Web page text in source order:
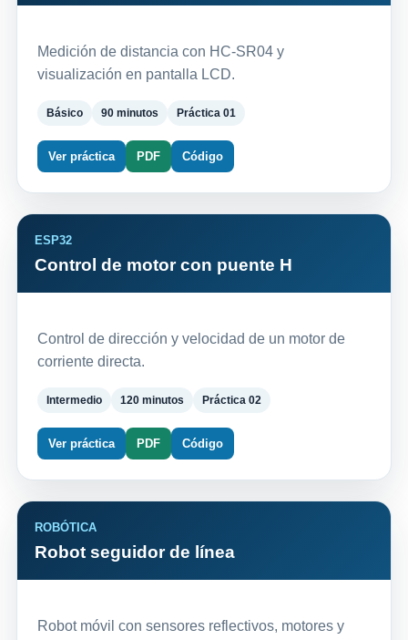
Medición de distancia con HC-SR04 y
visualización en pantalla LCD.
Básico 90 minutos Práctica 01
Ver práctica PDF Código
ESP32
Control de motor con puente H
Control de dirección y velocidad de un motor de
corriente directa.
Intermedio 120 minutos Práctica 02
Ver práctica PDF Código
ROBÓTICA
Robot seguidor de línea
Robot móvil con sensores reflectivos, motores y